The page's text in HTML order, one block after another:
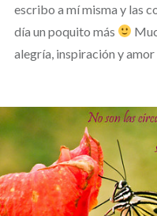
escribo a mí misma y las
día un poquito más
alegría, inspiración y amor